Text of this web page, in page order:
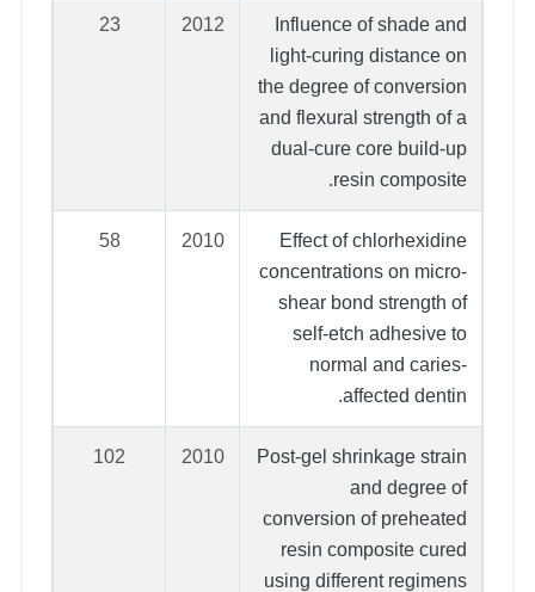
Influence of shade and
light-curing distance on
the degree of conversion
and flexural strength of a
dual-cure core build-up
resin composite.
2012
23
Effect of chlorhexidine
concentrations on micro-
shear bond strength of
self-etch adhesive to
normal and caries-
affected dentin.
2010
58
Post-gel shrinkage strain
and degree of
conversion of preheated
resin composite cured
using different regimens
2010
102